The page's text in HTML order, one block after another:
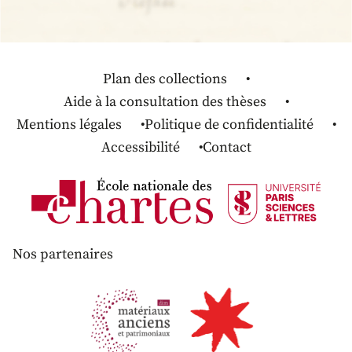
Plan des collections
Aide à la consultation des thèses
Mentions légales
Politique de confidentialité
Accessibilité
Contact
Nos partenaires